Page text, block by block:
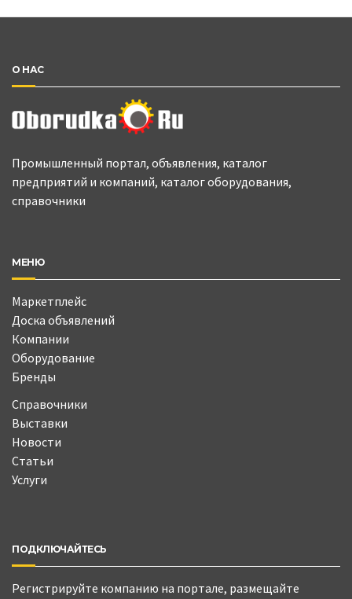
О НАС
Промышленный портал, объявления, каталог
предприятий и компаний, каталог оборудования,
справочники
МЕНЮ
Маркетплейс
Доска объявлений
Компании
Оборудование
Бренды
Справочники
Выставки
Новости
Статьи
Услуги
ПОДКЛЮЧАЙТЕСЬ
Регистрируйте компанию на портале, размещайте